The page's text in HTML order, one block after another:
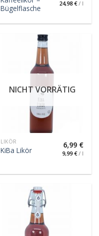
Bügelflasche
24,98 €/ l
NICHT VORRÄTIG
LIKÖR
KiBa Likör
6,99 €
9,99 €/ l